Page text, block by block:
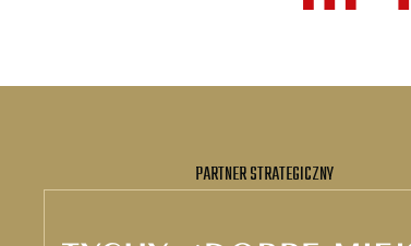
PARTNER STRATEGICZNY